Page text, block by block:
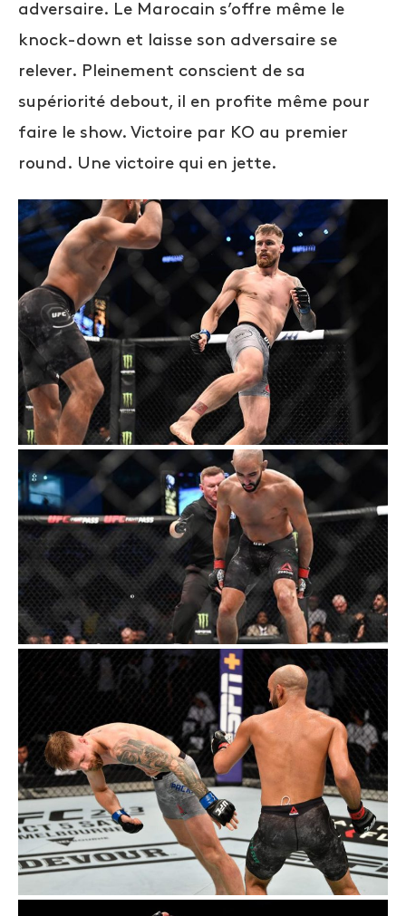
adversaire. Le Marocain s’offre même le
knock-down et laisse son adversaire se
relever. Pleinement conscient de sa
supériorité debout, il en profite même pour
faire le show. Victoire par KO au premier
round. Une victoire qui en jette.